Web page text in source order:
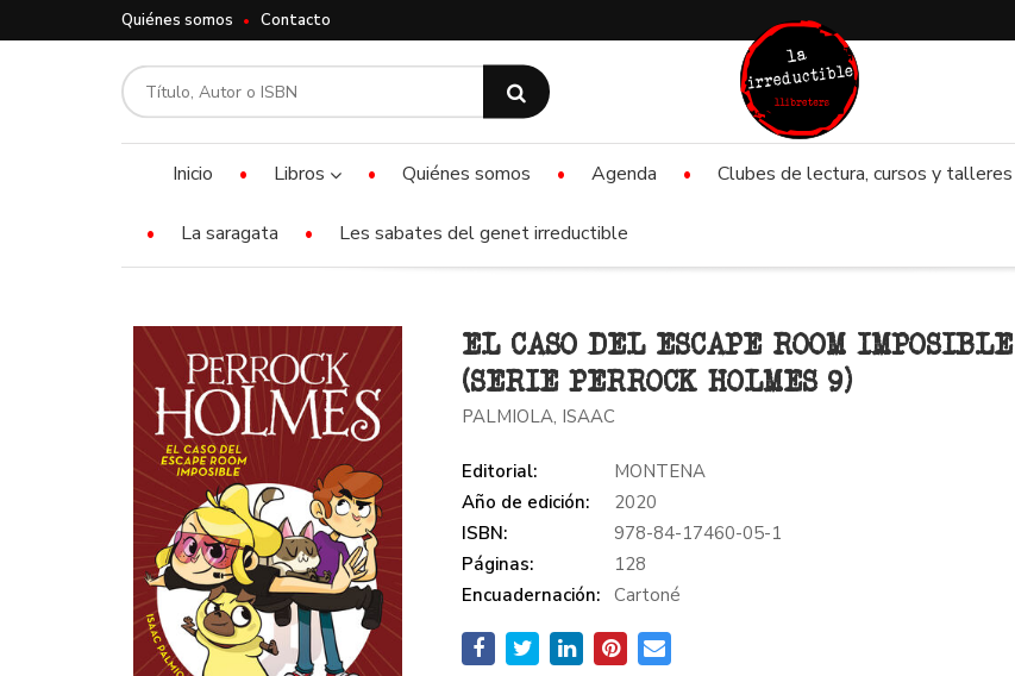
Quiénes somos Contacto
Inicio Libros Quiénes somos Agenda Clubes de lectura, cursos y talleres
La saragata Les sabates del genet irreductible
EL CASO DEL ESCAPE ROOM IMPOSIBLE
(SERIE PERROCK HOLMES 9)
PALMIOLA, ISAAC
Editorial:
MONTENA
Año de edición:
2020
ISBN:
978-84-17460-05-1
Páginas:
128
Encuadernación:
Cartoné